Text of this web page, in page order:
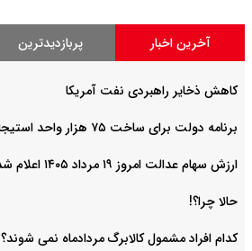
آخرین اخبار پربازدیدترین
کاهش ذخایر راهبردی نفت آمریکا
برنامه دولت برای ساخت ۷۵ هزار واحد استیجاری ظرف سه سال
ارزش سهام عدالت امروز ۱۹ مرداد ۱۴۰۵ اعلام شد + جدول
حالا چرا؟!
کدام افراد مشمول کالابرگ مردادماه نمی شوند؟